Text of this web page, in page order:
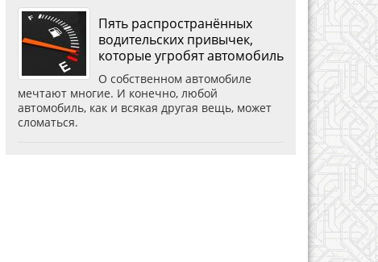
Пять распространённых
водительских привычек,
которые угробят автомобиль
О собственном автомобиле
мечтают многие. И конечно, любой
автомобиль, как и всякая другая вещь, может
сломаться.